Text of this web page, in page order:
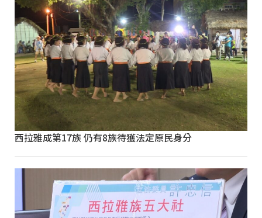
西拉雅成第17族 仍有8族待獲法定原民身分